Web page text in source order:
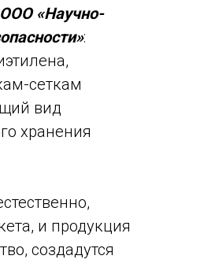
«Научно-
:
сеткам
вид
хранения
и продукция
создадутся